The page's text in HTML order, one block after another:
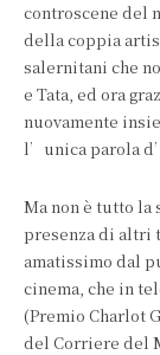
controscene del
della coppia
salernitani che
e Tata, ed ora
nuovamente
l’unica parola
Ma non è tutto la
presenza di altri
amatissimo dal
cinema, che in
(Premio Charlot
del Corriere del